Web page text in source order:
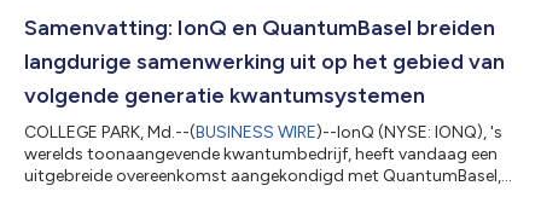
Samenvatting: IonQ en QuantumBasel breiden
langdurige samenwerking uit op het gebied van
volgende generatie kwantumsystemen
COLLEGE PARK, Md.--(BUSINESS WIRE)--IonQ (NYSE: IONQ), 's
werelds toonaangevende kwantumbedrijf, heeft vandaag een
uitgebreide overeenkomst aangekondigd met QuantumBasel,